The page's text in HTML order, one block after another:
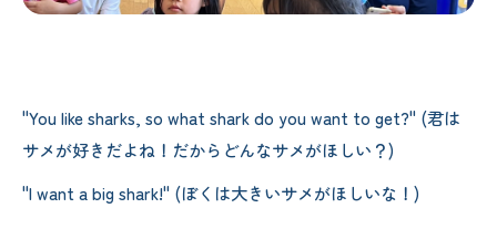
"You like sharks, so what shark do you want to get?" (君は
サメが好きだよね！だからどんなサメがほしい？)
"I want a big shark!" (ぼくは大きいサメがほしいな！)